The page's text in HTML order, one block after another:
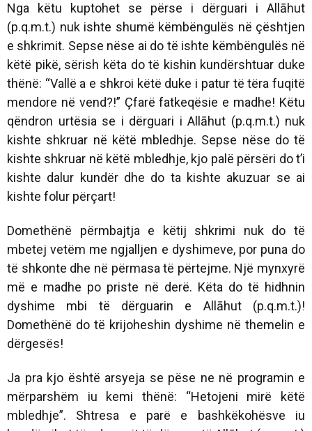
Nga këtu kuptohet se përse i dërguari i Allāhut
(p.q.m.t.) nuk ishte shumë këmbëngulës në çështjen
e shkrimit. Sepse nëse ai do të ishte këmbëngulës në
këtë pikë, sërish këta do të kishin kundërshtuar duke
thënë: “Vallë a e shkroi këtë duke i patur të tëra fuqitë
mendore në vend?!” Çfarë fatkeqësie e madhe! Këtu
qëndron urtësia se i dërguari i Allāhut (p.q.m.t.) nuk
kishte shkruar në këtë mbledhje. Sepse nëse do të
kishte shkruar në këtë mbledhje, kjo palë përsëri do t’i
kishte dalur kundër dhe do ta kishte akuzuar se ai
kishte folur përçart!
Domethënë përmbajtja e këtij shkrimi nuk do të
mbetej vetëm me ngjalljen e dyshimeve, por puna do
të shkonte dhe në përmasa të përtejme. Një mynxyrë
më e madhe po priste në derë. Këta do të hidhnin
dyshime mbi të dërguarin e Allāhut (p.q.m.t.)!
Domethënë do të krijoheshin dyshime në themelin e
dërgesës!
Ja pra kjo është arsyeja se pëse ne në programin e
mërparshëm iu kemi thënë: “Hetojeni mirë këtë
mbledhje”. Shtresa e parë e bashkëkohësve iu